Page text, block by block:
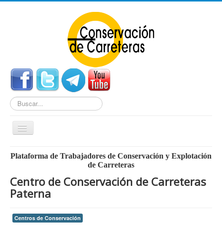
Buscar...
Cambiar
navegación
Home
Centros de Conservación
Enlaces Externos
Plataforma de Trabajadores de Conservación y Explotación
de Carreteras
Centro de Conservación de Carreteras
Paterna
Centros de Conservación